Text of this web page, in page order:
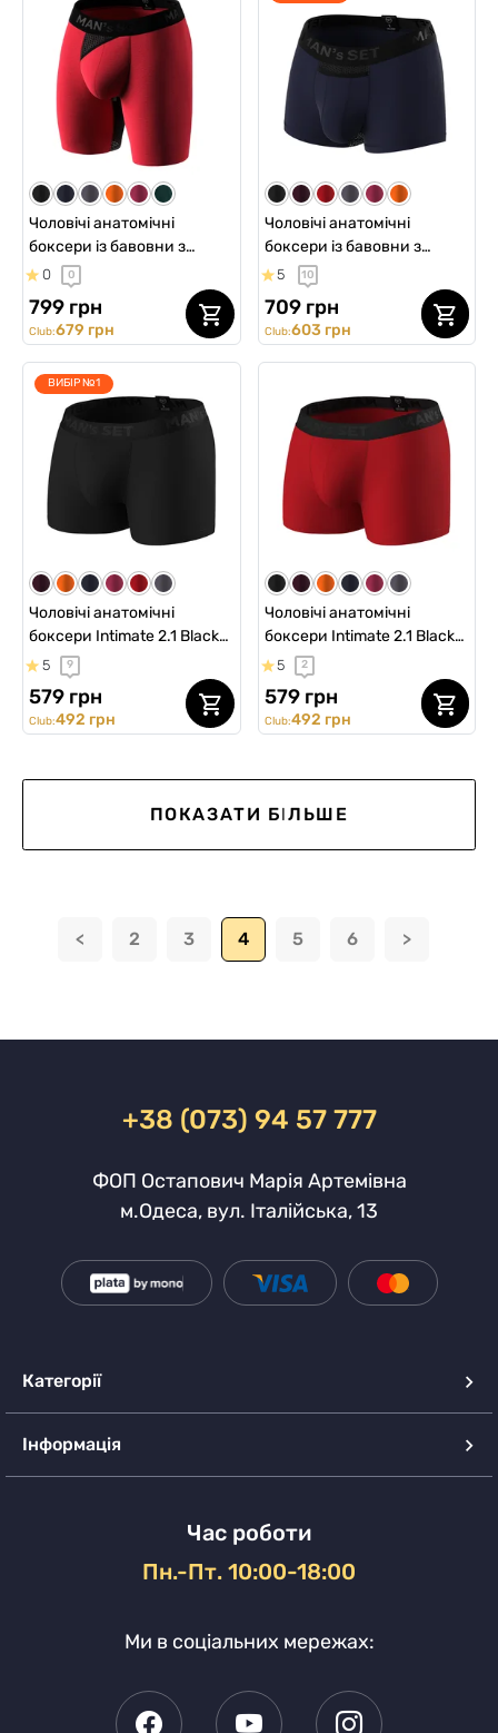
Чоловічі анатомічні
боксери із бавовни з
сіткою, Anatomic Long 2.0
Light, Black Series,
червоний
0 0
799 грн
Club:679 грн
Чоловічі анатомічні
боксери із бавовни з
сіткою, Anatomic Classic
Light, Black Series, темно-
синій
5 10
709 грн
Club:603 грн
ВИБІР №1
Чоловічі анатомічні
боксери Intimate 2.1 Black
Series, чорний
5 9
579 грн
Club:492 грн
Чоловічі анатомічні
боксери Intimate 2.1 Black
Series, червоний
5 2
579 грн
Club:492 грн
ПОКАЗАТИ БІЛЬШЕ
< 2 3 4 5 6 >
+38 (073) 94 57 777
ФОП Остапович Марія Артемівна
м.Одеса, вул. Італійська, 13
Категорії
Інформація
Час роботи
Пн.-Пт. 10:00-18:00
Ми в соціальних мережах: